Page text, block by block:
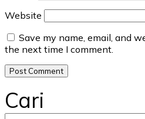
Website
Save my name, email, and
the next time I comment.
Cari